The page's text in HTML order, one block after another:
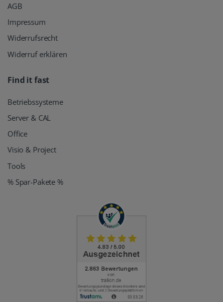
AGB
Impressum
Widerrufsrecht
Widerruf erklären
Find it fast
Betriebssysteme
Server & CAL
Office
Visio & Project
Tools
% Spar-Pakete %